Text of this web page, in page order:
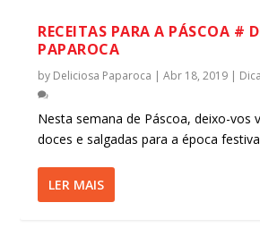
RECEITAS PARA A PÁSCOA #
PAPAROCA
by Deliciosa Paparoca |Abr 18, 2019 |
Nesta semana de Páscoa, deixo-vos
doces e salgadas para a época
LER MAIS